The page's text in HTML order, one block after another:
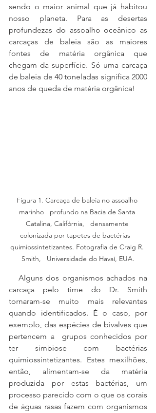
sendo o maior animal que já habitou
nosso planeta. Para as desertas
profundezas do assoalho oceânico as
carcaças de baleia são as maiores
fontes de matéria orgânica que
chegam da superfície. Só uma carcaça
de baleia de 40 toneladas significa 2000
anos de queda de matéria orgânica!
Figura 1. Carcaça de baleia no assoalho
marinho   profundo na Bacia de Santa
Catalina, Califórnia,   densamente
colonizada por tapetes de bactérias
quimiossintetizantes. Fotografia de Craig R.
Smith,   Universidade do Havaí, EUA.
carcaça pelo time do Dr. Smith
tornaram-se muito mais relevantes
quando identificados. É o caso, por
exemplo, das espécies de bivalves que
pertencem a  grupos conhecidos por
ter simbiose com bactérias
quimiossintetizantes. Estes mexilhões,
então, alimentam-se da matéria
produzida por estas bactérias, um
processo parecido com o que os corais
de águas rasas fazem com organismos